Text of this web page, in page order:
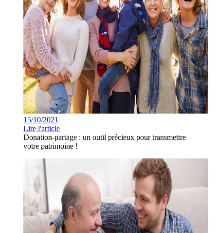
15/10/2021
Lire l'article
Donation-partage : un outil précieux pour transmettre
votre patrimoine !